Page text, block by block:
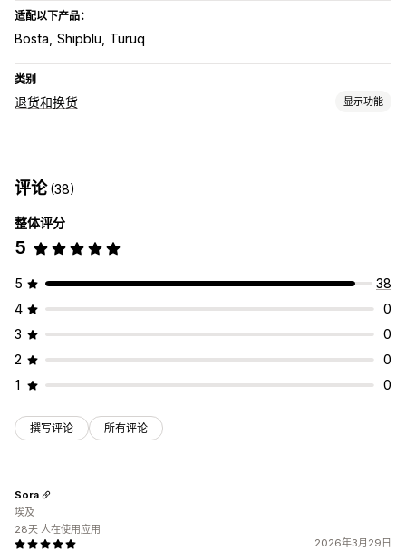
适配以下产品：
Bosta Shipblu Turuq
类别
退货和换货 显示功能
退货门户
退货跟踪 电子邮件通知
评论(38)
整体评分
5
5
38
4
0
3
0
2
0
1
0
撰写评论 所有评论
2026年3月29日
Sora
埃及
28天 人在使用应用